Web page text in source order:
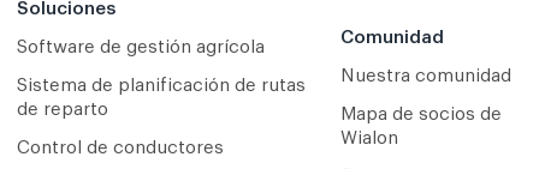
Soluciones
Software de gestión agrícola
Sistema de planificación de rutas
de reparto
Сontrol de conductores
Comunidad
Nuestra comunidad
Mapa de socios de
Wialon